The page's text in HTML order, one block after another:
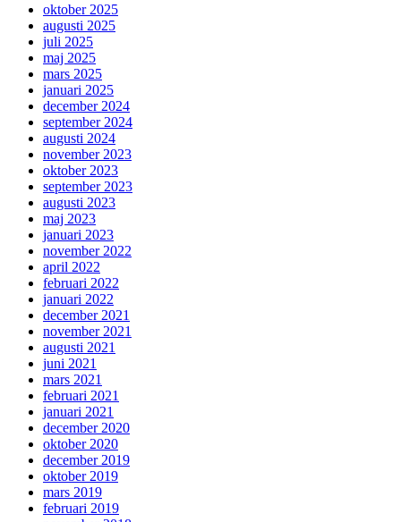
oktober 2025
augusti 2025
juli 2025
maj 2025
mars 2025
januari 2025
december 2024
september 2024
augusti 2024
november 2023
oktober 2023
september 2023
augusti 2023
maj 2023
januari 2023
november 2022
april 2022
februari 2022
januari 2022
december 2021
november 2021
augusti 2021
juni 2021
mars 2021
februari 2021
januari 2021
december 2020
oktober 2020
december 2019
oktober 2019
mars 2019
februari 2019